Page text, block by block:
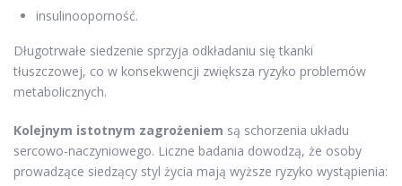
insulinooporność.
Długotrwałe siedzenie sprzyja odkładaniu się tkanki
tłuszczowej, co w konsekwencji zwiększa ryzyko problemów
metabolicznych.
Kolejnym istotnym zagrożeniem są schorzenia układu
sercowo-naczyniowego. Liczne badania dowodzą, że osoby
prowadzące siedzący styl życia mają wyższe ryzyko wystąpienia: